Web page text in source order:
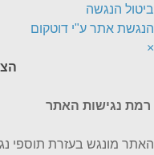
ביטול הנגשה
הנגשת אתר ע"י דוטקום
×
רמת נגישות האתר
האתר מונגש בעזרת תוספי